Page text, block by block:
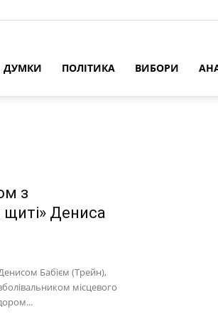
ДУМКИ ПОЛІТИКА ВИБОРИ
з
щиті» Дениса
Бабієм (Трейн),
місцевого